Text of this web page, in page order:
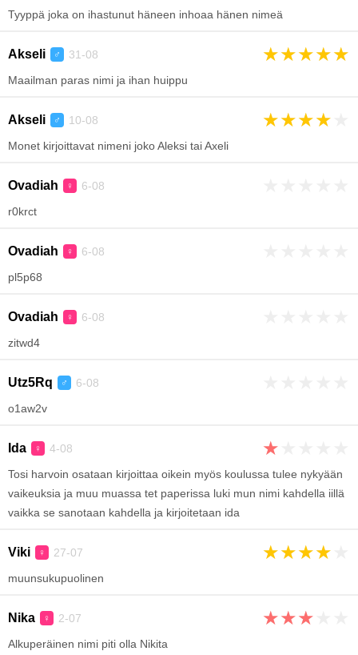
Tyyppä joka on ihastunut häneen inhoaa hänen nimeä
Akseli ♂ 31-08 ★★★★★
Maailman paras nimi ja ihan huippu
Akseli ♂ 10-08 ★★★★
Monet kirjoittavat nimeni joko Aleksi tai Axeli
Ovadiah ♀ 6-08
r0krct
Ovadiah ♀ 6-08
pl5p68
Ovadiah ♀ 6-08
zitwd4
Utz5Rq ♂ 6-08
o1aw2v
Ida ♀ 4-08 ★
Tosi harvoin osataan kirjoittaa oikein myös koulussa tulee nykyään
vaikeuksia ja muu muassa tet paperissa luki mun nimi kahdella iillä
vaikka se sanotaan kahdella ja kirjoitetaan ida
Viki ♀ 27-07 ★★★★
muunsukupuolinen
Nika ♀ 2-07 ★★★
Alkuperäinen nimi piti olla Nikita